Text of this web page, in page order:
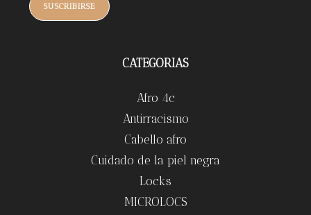
SUSCRIBIRSE
CATEGORIAS
Afro 4c
Antirracismo
Cabello afro
Cuidado de la piel negra
Locks
MICROLOCS